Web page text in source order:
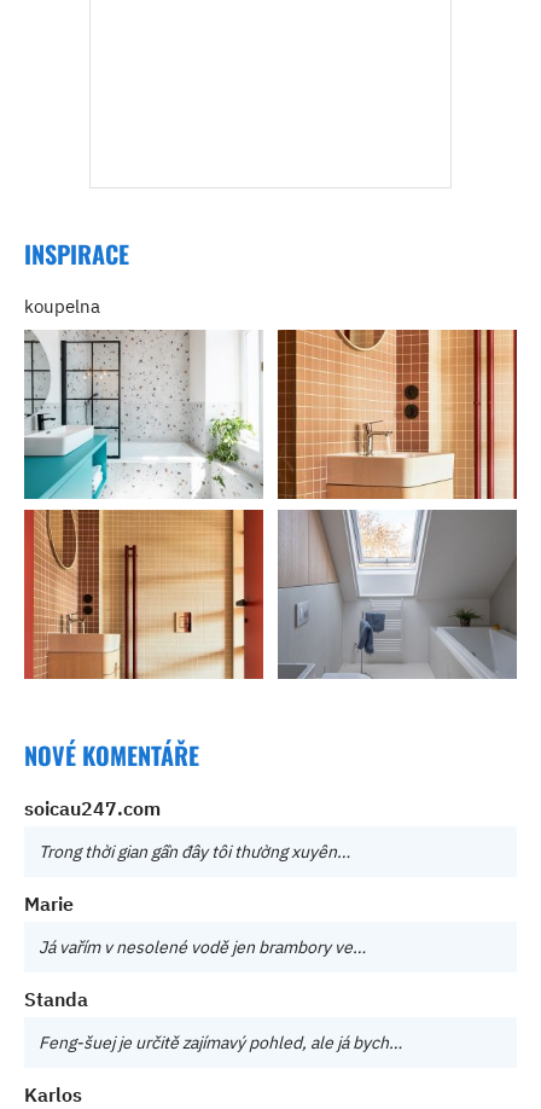
INSPIRACE
koupelna
NOVÉ KOMENTÁŘE
soicau247.com
Trong thời gian gần đây tôi thường xuyên…
Marie
Já vařím v nesolené vodě jen brambory ve…
Standa
Feng-šuej je určitě zajímavý pohled, ale já bych…
Karlos